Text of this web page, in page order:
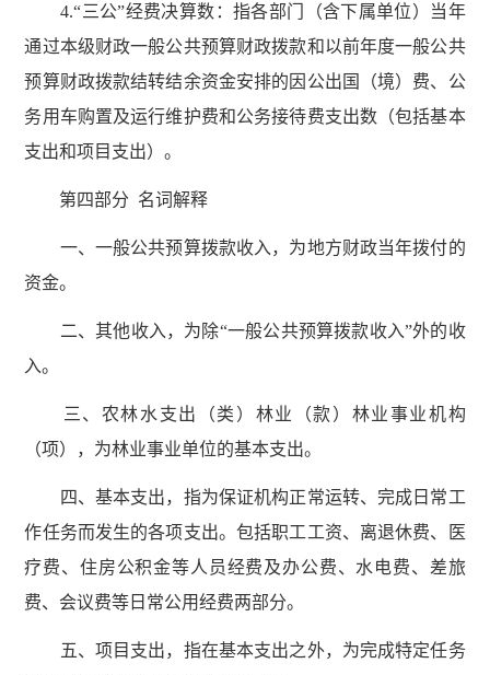
4.“三公”经费决算数：指各部门（含下属单位）当年
通过本级财政一般公共预算财政拨款和以前年度一般公共
预算财政拨款结转结余资金安排的因公出国（境）费、公
务用车购置及运行维护费和公务接待费支出数（包括基本
支出和项目支出）。
第四部分 名词解释
一、一般公共预算拨款收入，为地方财政当年拨付的
资金。
二、其他收入，为除“一般公共预算拨款收入”外的收
入。
三、农林水支出（类）林业（款）林业事业机构
（项），为林业事业单位的基本支出。
四、基本支出，指为保证机构正常运转、完成日常工
作任务而发生的各项支出。包括职工工资、离退休费、医
疗费、住房公积金等人员经费及办公费、水电费、差旅
费、会议费等日常公用经费两部分。
五、项目支出，指在基本支出之外，为完成特定任务